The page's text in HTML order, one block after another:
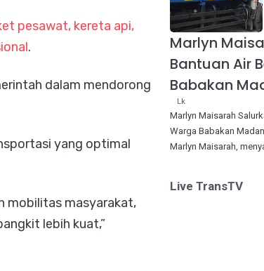
pesawat, kereta api,
.
dalam mendorong
yang optimal
mobilitas masyarakat,
lebih kuat,”
Marlyn
Bantuan Air
Babakan
Lk
Marlyn Maisarah
Warga Babakan
Marlyn Maisarah,
Live TransTV